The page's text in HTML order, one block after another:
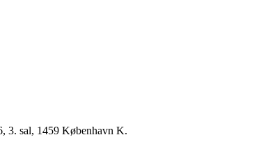
3. sal, 1459 København K.